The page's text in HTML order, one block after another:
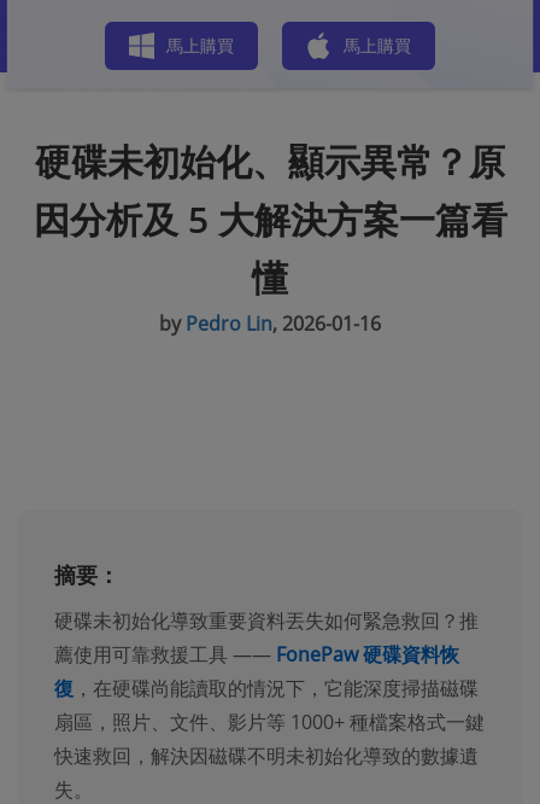
馬上購買 馬上購買
硬碟未初始化、顯示異常？原
因分析及 5 大解決方案一篇看
懂
byPedro Lin, 2026-01-16
摘要：
硬碟未初始化導致重要資料丟失如何緊急救回？推
薦使用可靠救援工具 —— FonePaw 硬碟資料恢
復 ，在硬碟尚能讀取的情況下，它能深度掃描磁碟
扇區，照片、文件、影片等 1000+ 種檔案格式一鍵
快速救回，解決因磁碟不明未初始化導致的數據遺
失。